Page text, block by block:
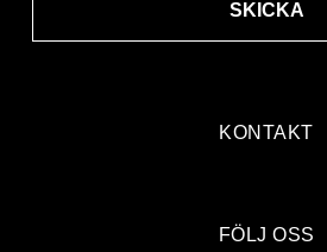
KONTAKT
SKICKA
FÖLJ OSS